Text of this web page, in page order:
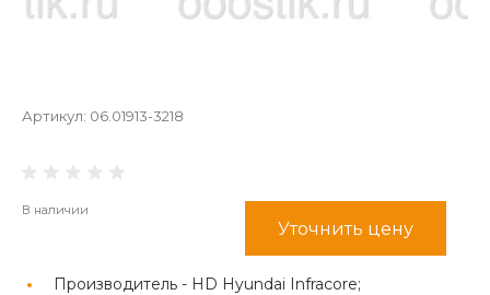
Артикул: 06.01913-3218
В наличии
Уточнить цену
Производитель - HD Hyundai Infracore;